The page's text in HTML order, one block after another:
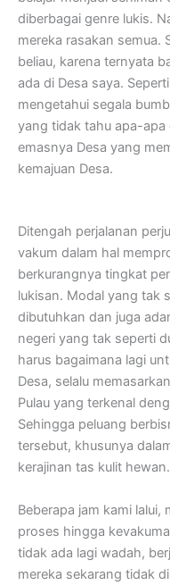
diberbagai genre lukis.
mereka rasakan semua.
beliau, karena ternyata
ada di Desa saya.
mengetahui segala
yang tidak tahu apa-apa
emasnya Desa yang
kemajuan Desa.
Ditengah perjalanan
vakum dalam hal
berkurangnya tingkat
lukisan. Modal yang tak
dibutuhkan dan juga
negeri yang tak seperti
harus bagaimana lagi
Desa, selalu
Pulau yang terkenal
Sehingga peluang
tersebut, khusunya
kerajinan tas kulit hewan.
Beberapa jam kami lalui,
proses hingga
tidak ada lagi wadah,
mereka sekarang tidak